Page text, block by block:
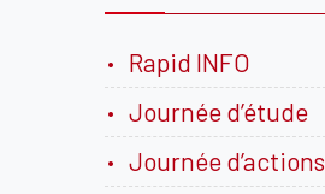
Rapid INFO
Journée d’étude
Journée d’actions